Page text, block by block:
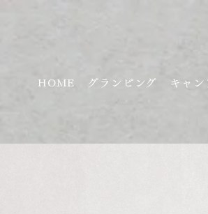
HOME グランピング キャン